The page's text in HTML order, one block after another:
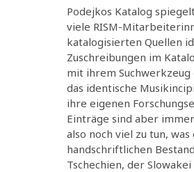
Podejkos Katalog
viele RISM-
katalogisierten Quellen
Zuschreibungen im
mit ihrem
das identische
ihre eigenen
Einträge sind aber
also noch viel zu tun,
handschriftlichen
Tschechien, der